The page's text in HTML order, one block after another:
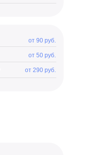
от 90 руб.
от 50 руб.
от 290 руб.